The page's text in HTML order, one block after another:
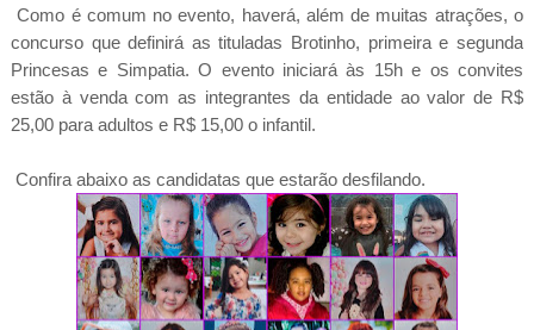
Como é comum no evento, haverá, além de muitas atrações, o
concurso que definirá as tituladas Brotinho, primeira e segunda
Princesas e Simpatia. O evento iniciará às 15h e os convites
estão à venda com as integrantes da entidade ao valor de R$
25,00 para adultos e R$ 15,00 o infantil.
Confira abaixo as candidatas que estarão desfilando.